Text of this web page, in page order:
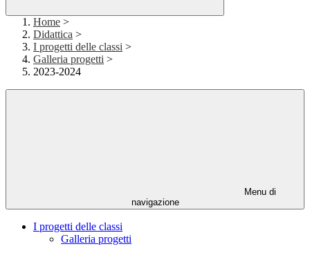
Home >
Didattica >
I progetti delle classi >
Galleria progetti >
2023-2024
Menu di
navigazione
I progetti delle classi
Galleria progetti